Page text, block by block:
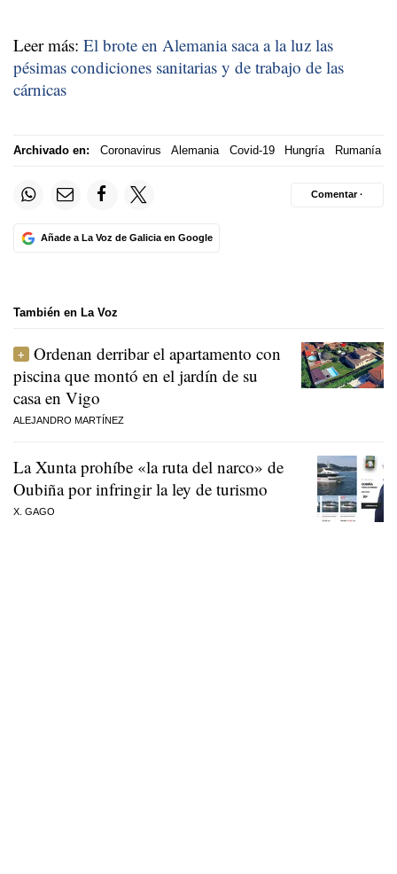
Leer más: El brote en Alemania saca a la luz las
pésimas condiciones sanitarias y de trabajo de las
cárnicas
Archivado en: Coronavirus Alemania Covid-19 Hungría Rumanía
Añade a La Voz de Galicia en Google
Comentar ·
También en La Voz
Ordenan derribar el apartamento con
piscina que montó en el jardín de su
casa en Vigo
ALEJANDRO MARTÍNEZ
La Xunta prohíbe «la ruta del narco» de
Oubiña por infringir la ley de turismo
X. GAGO